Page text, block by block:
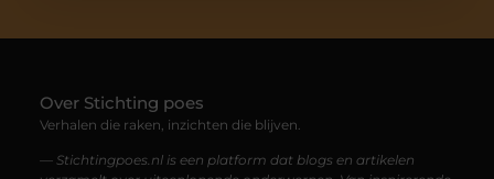
Over Stichting poes
Verhalen die raken, inzichten die blijven.
— Stichtingpoes.nl is een platform dat blogs en artikelen